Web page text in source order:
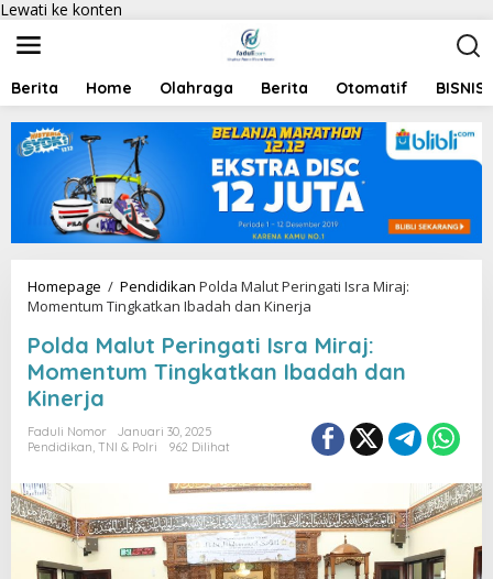
Lewati ke konten
Berita Home Olahraga Berita Otomatif BISNIS
Homepage / Pendidikan Polda Malut Peringati Isra Miraj:
Momentum Tingkatkan Ibadah dan Kinerja
Polda Malut Peringati Isra Miraj:
Momentum Tingkatkan Ibadah dan
Kinerja
Faduli Nomor
Januari 30, 2025
Pendidikan, TNI & Polri 962 Dilihat